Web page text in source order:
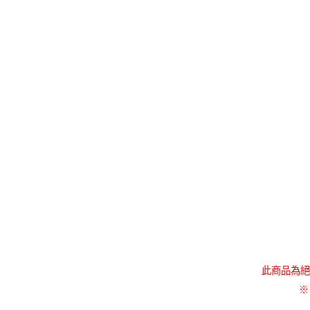
此商品為
※